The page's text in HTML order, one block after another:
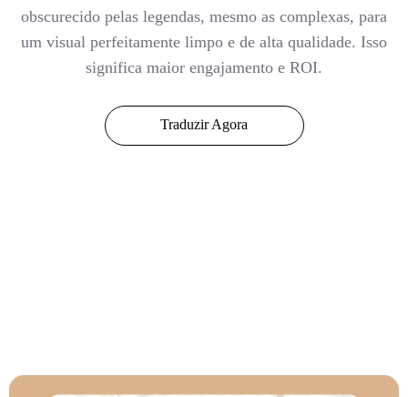
obscurecido pelas legendas, mesmo as complexas, para
um visual perfeitamente limpo e de alta qualidade. Isso
significa maior engajamento e ROI.
Traduzir Agora